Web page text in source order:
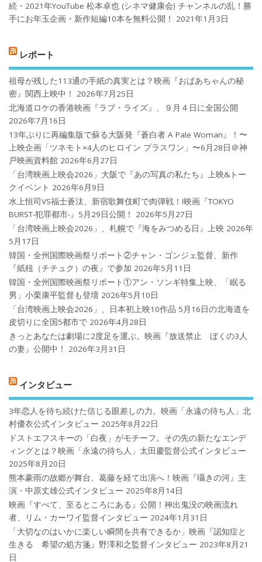
続・2021年YouTube 松本卓也 (シネマ健康会) チャンネルの乱！勝
手にお年玉企画・新作短編10本を無料公開！
2021年1月3日
レポート
祖母が残した113通の手紙の真実とは？映画『おばあちゃんの秘
密』関西上映中！
2026年7月25日
北海道ロケの香港映画『ラブ・ライズ』、９月４日に全国公開
2026年7月16日
13年ぶりに再編集版で蘇る大阪発『蒼白者 A Pale Woman』！〜
上映企画「ツネモト×4人のヒロイン プラスワン」〜6月28日＠神
戸映画資料館 2026年6月27日
「台湾映画上映会2026」大阪で『あの写真の私たち』上映&トー
クイベント 2026年6月9日
水上恒司VS福士蒼汰、新宿歌舞伎町で肉弾戦！!映画『TOKYO
BURST-犯罪都市-』5月29日公開！
2026年5月27日
「台湾映画上映会2026」、札幌で『海をみつめる日』上映 2026年
5月17日
韓国・全州国際映画祭リポート②チャン・ゴンジェ監督、新作
『紙杻（チチュク）の夜』で参加 2026年5月11日
韓国・全州国際映画祭リポート①アン・ソンギ特集上映、「眠る
男」小栗康平監督も登壇 2026年5月10日
「台湾映画上映会2026」、日本初上映10作品 5月16日の北海道を
皮切りに全国5都市で 2026年4月28日
きっとあなたは劇場に2度足を運ぶ。映画『放送禁止 ぼくの3人
の妻』公開中！
2026年3月31日
インタビュー
3年恋人を待ち続けた信じる眼差しの力。映画「永遠の待ち人」北
村優衣公式インタビュー 2025年8月22日
ドストエフスキーの「白夜」がモチーフ。その先の新たなエンデ
ィングとは？映画「永遠の待ち人」太田慶監督公式インタビュー
2025年8月20日
熊本豪雨の故郷が舞台、葛藤を経て出演へ！映画『囁きの河』主
演・中原丈雄公式インタビュー 2025年8月14日
映画『すべて、至るところにある』公開！神出鬼没の映画流れ
者、リム・カーワイ監督インタビュー 2024年1月31日
「大切なのはいかに楽しい瞬間を共有できるか」映画『認知症と
生きる 希望の処方箋』野澤和之監督インタビュー 2023年8月21
日